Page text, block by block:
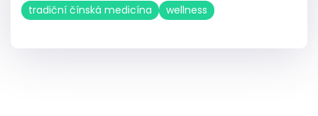
tradiční čínská medicína
wellness